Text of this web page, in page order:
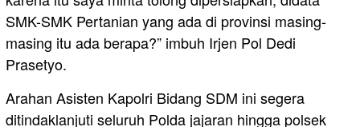
SMK-SMK Pertanian yang ada di provinsi masing-
masing itu ada berapa?” imbuh Irjen Pol Dedi
Prasetyo.
Arahan Asisten Kapolri Bidang SDM ini segera
ditindaklanjuti seluruh Polda jajaran hingga polsek